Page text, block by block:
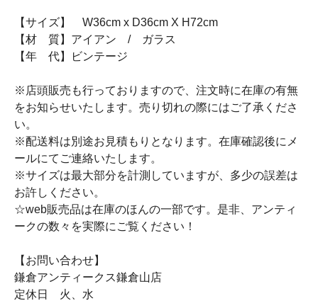
【サイズ】 W36cm x D36cm X H72cm
【材 質】アイアン / ガラス
【年 代】ビンテージ
※店頭販売も行っておりますので、注文時に在庫の有無
をお知らせいたします。売り切れの際にはご了承くださ
い。
※配送料は別途お見積もりとなります。在庫確認後にメ
ールにてご連絡いたします。
※サイズは最大部分を計測していますが、多少の誤差は
お許しください。
☆web販売品は在庫のほんの一部です。是非、アンティ
ークの数々を実際にご覧ください！
【お問い合わせ】
鎌倉アンティークス鎌倉山店
定休日 火、水